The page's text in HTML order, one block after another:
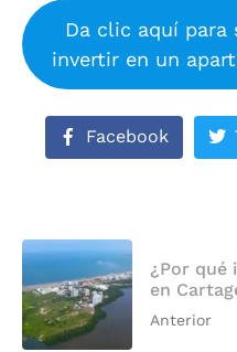
Da clic aquí para
invertir en un
Facebook
¿Por qué
en
Anterior